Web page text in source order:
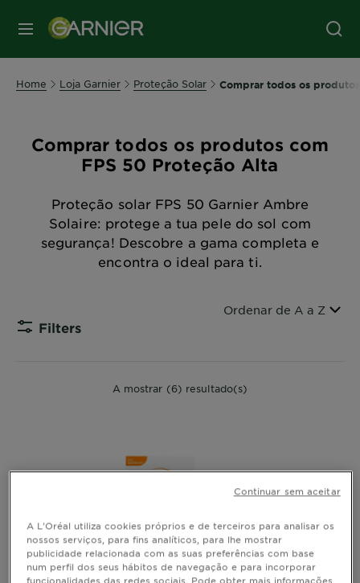
MENU
Home Loja Garnier Proteção Solar Comprar todos os
Comprar todos os produtos com
FPS 50 Proteção Alta
Proteção solar FPS 50 Garnier Ambre
Solaire: protege a tua pele do sol com
segurança! Descobre a gama completa e
encontra o ideal para ti.
Filters
Ordenar por
Ordenar de A a Z
A mostrar (6) resultado(s)
A L'Oréal utiliza cookies próprios e de terceiros para analisar os
nossos serviços, para fins analíticos, para lhe mostrar
publicidade relacionada com as suas preferências com base
num perfil dos seus hábitos de navegação e para incorporar
funcionalidades das redes sociais. Pode obter mais informações
Continuar sem aceitar